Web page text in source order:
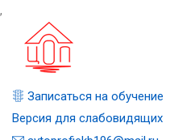
,
Записаться на обучение
Версия для слабовидящих